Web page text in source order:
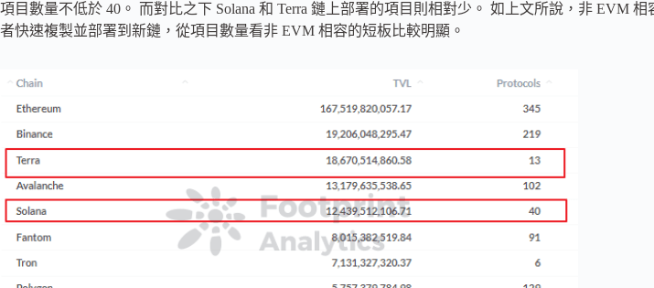
項目數量不低於 40。 而對比之下 Solana 和 Terra 鏈上部署的項目則相對少。 如上文所說，非 EVM
者快速複製並部署到新鏈，從項目數量看非 EVM 相容的短板比較明顯。